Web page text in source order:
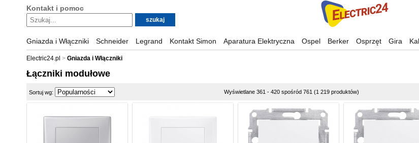
Kontakt i pomoc
Gniazda i Włączniki Schneider Legrand Kontakt Simon Aparatura Elektryczna Ospel Berker Osprzęt Gira
Electric24.pl Gniazda i Włączniki
Łączniki modułowe
Sortuj wg: Wyświetlane 361 - 420 spośród 761 (1 219 produktów)